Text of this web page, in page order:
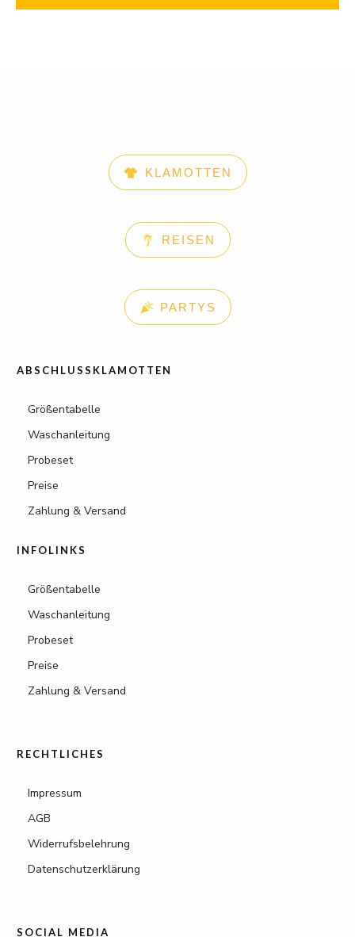
KLAMOTTEN
REISEN
PARTYS
ABSCHLUSSKLAMOTTEN
Größentabelle
Waschanleitung
Probeset
Preise
Zahlung & Versand
INFOLINKS
Größentabelle
Waschanleitung
Probeset
Preise
Zahlung & Versand
RECHTLICHES
Impressum
AGB
Widerrufsbelehrung
Datenschutzerklärung
SOCIAL MEDIA